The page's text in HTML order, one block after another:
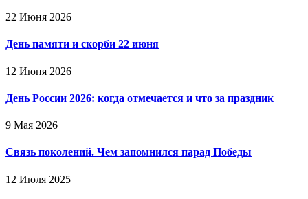
22 Июня 2026
День памяти и скорби 22 июня
12 Июня 2026
День России 2026: когда отмечается и что за праздник
9 Мая 2026
Связь поколений. Чем запомнился парад Победы
12 Июля 2025